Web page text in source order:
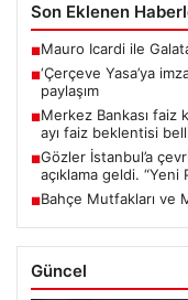
Son Eklenen
■Mauro Icardi ile
■‘Çerçeve Yasa’ya
paylaşım
■Merkez Bankası faiz
ayı faiz beklentisi
■Gözler İstanbul’a
açıklama geldi. “Yeni
■Bahçe Mutfakları ve
Güncel